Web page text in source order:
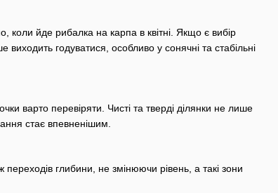
коли йде рибалка на карпа в квітні. Якщо є вибір
годуватися, особливо у сонячні та стабільні
варто перевіряти. Чисті та тверді ділянки не лише
стає впевненішим.
глибини, не змінюючи рівень, а такі зони